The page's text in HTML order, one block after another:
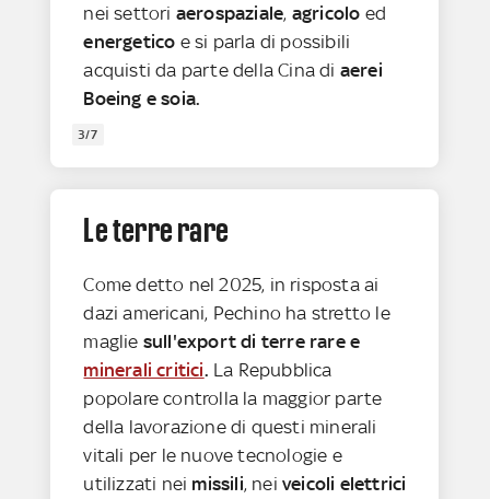
nei settori aerospaziale, agricolo ed
energetico e si parla di possibili
acquisti da parte della Cina di aerei
Boeing e soia.
3/7
Le terre rare
Come detto nel 2025, in risposta ai
dazi americani, Pechino ha stretto le
maglie sull'export di terre rare e
minerali critici. La Repubblica
popolare controlla la maggior parte
della lavorazione di questi minerali
vitali per le nuove tecnologie e
utilizzati nei missili, neiveicoli elettrici